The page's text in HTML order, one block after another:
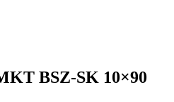
BSZ-SK 10×90